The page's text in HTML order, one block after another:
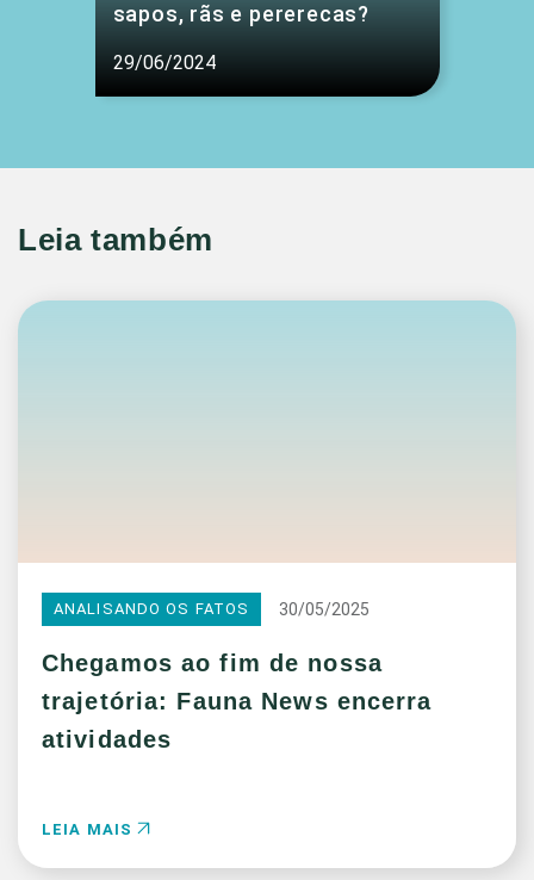
sapos, rãs e pererecas?
29/06/2024
Leia também
ANALISANDO OS FATOS 30/05/2025
Chegamos ao fim de nossa
trajetória: Fauna News encerra
atividades
LEIA MAIS